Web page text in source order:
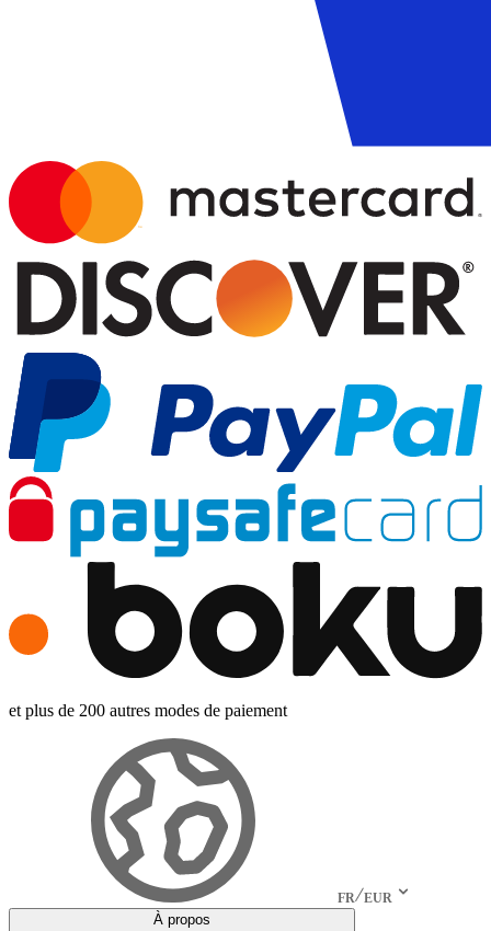
et plus de 200 autres modes de paiement
FR EUR
À propos